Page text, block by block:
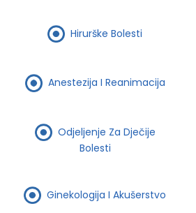
Hirurške Bolesti
Anestezija I Reanimacija
Odjeljenje Za Dječije
Bolesti
Ginekologija I Akušerstvo